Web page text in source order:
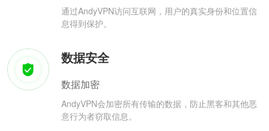
通过AndyVPN访问互联网，用户的真实身份和位置信
息得到保护。
数据安全
数据加密
AndyVPN会加密所有传输的数据，防止黑客和其他恶
意行为者窃取信息。